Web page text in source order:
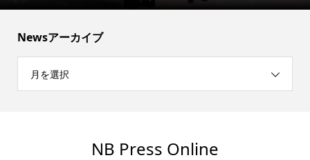
Newsアーカイブ
月を選択
NB Press Online